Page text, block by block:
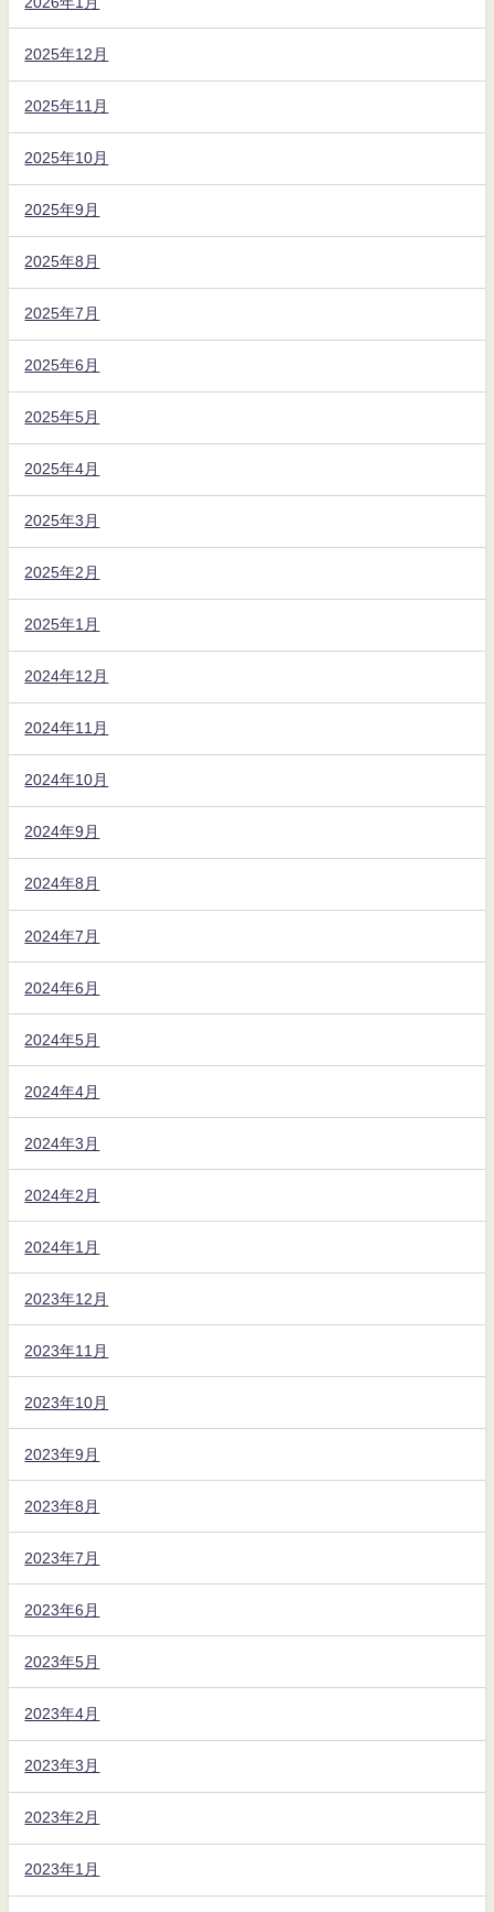
2025年12月
2025年11月
2025年10月
2025年9月
2025年8月
2025年7月
2025年6月
2025年5月
2025年4月
2025年3月
2025年2月
2025年1月
2024年12月
2024年11月
2024年10月
2024年9月
2024年8月
2024年7月
2024年6月
2024年5月
2024年4月
2024年3月
2024年2月
2024年1月
2023年12月
2023年11月
2023年10月
2023年9月
2023年8月
2023年7月
2023年6月
2023年5月
2023年4月
2023年3月
2023年2月
2023年1月